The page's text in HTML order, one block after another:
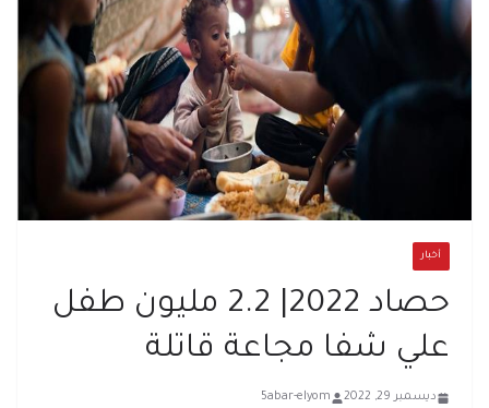
أخبار
حصاد 2022| 2.2 مليون طفل
علي شفا مجاعة قاتلة
ديسمبر 29, 2022 5abar-elyom